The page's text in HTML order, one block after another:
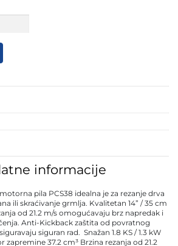
informacije
pila PCS38 idealna je za rezanje drva
ili skraćivanje grmlja. Kvalitetan 14” / 35 cm
od 21.2 m/s omogućavaju brz napredak i
Anti-Kickback zaštita od povratnog
siguran rad. Snažan 1.8 KS / 1.3 kW
37.2 cm³ Brzina rezanja od 21.2